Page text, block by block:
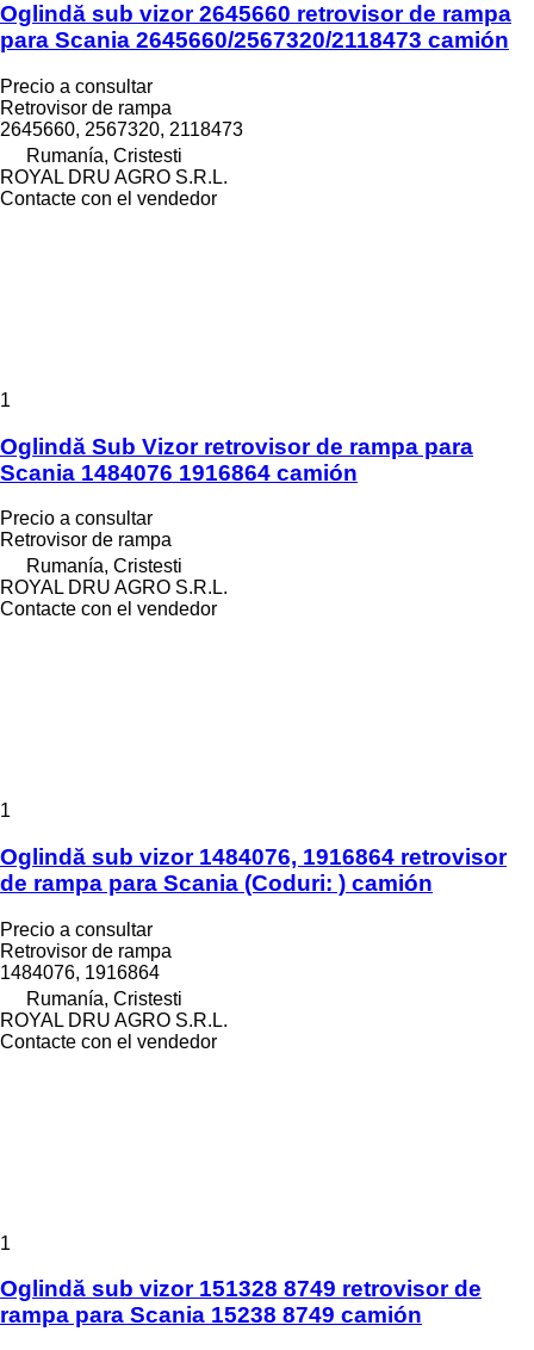
Oglindă sub vizor 2645660 retrovisor de rampa
para Scania 2645660/2567320/2118473 camión
Precio a consultar
Retrovisor de rampa
2645660, 2567320, 2118473
Rumanía, Cristesti
ROYAL DRU AGRO S.R.L.
Contacte con el vendedor
1
Oglindă Sub Vizor retrovisor de rampa para
Scania 1484076 1916864 camión
Precio a consultar
Retrovisor de rampa
Rumanía, Cristesti
ROYAL DRU AGRO S.R.L.
Contacte con el vendedor
1
Oglindă sub vizor 1484076, 1916864 retrovisor
de rampa para Scania (Coduri: ) camión
Precio a consultar
Retrovisor de rampa
1484076, 1916864
Rumanía, Cristesti
ROYAL DRU AGRO S.R.L.
Contacte con el vendedor
1
Oglindă sub vizor 151328 8749 retrovisor de
rampa para Scania 15238 8749 camión